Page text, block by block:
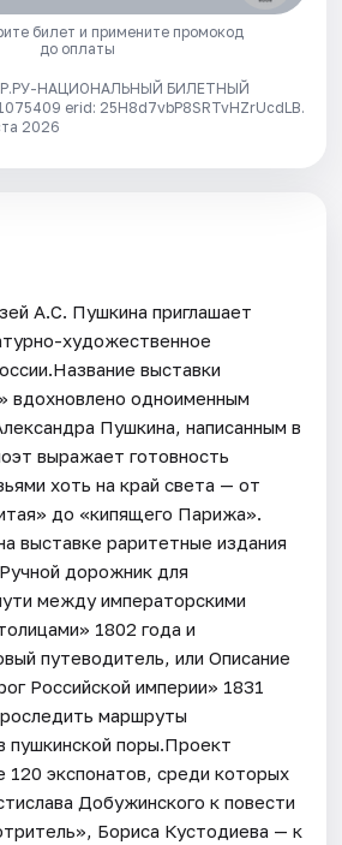
билет и примените промокод
до оплаты
НАЦИОНАЛЬНЫЙ БИЛЕТНЫЙ
erid: 25H8d7vbP8SRTvHZrUcdLB.
2026
А.С. Пушкина приглашает
художественное
выставки
вдохновлено одноименным
Пушкина, написанным в
выражает готовность
хоть на край света — от
до «кипящего Парижа».
выставке раритетные издания
дорожник для
между императорскими
1802 года и
путеводитель, или Описание
Российской империи» 1831
маршруты
пушкинской поры.Проект
120 экспонатов, среди которых
Добужинского к повести
Бориса Кустодиева — к